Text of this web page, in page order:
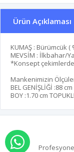
Ürün Açıklaması
KUMAŞ : Bürümcük (
MEVSİM : İlkbahar/
*Konsept
Mankenimizin
BEL GENİŞLİĞİ :88 cm
BOY :1.70 cm